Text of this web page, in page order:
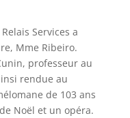
Services a
Mme Ribeiro.
professeur au
rendue au
de 103 ans
Noël et un opéra.